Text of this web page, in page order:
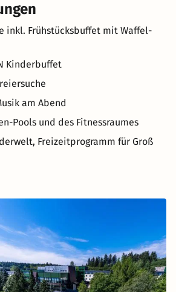
inkl. Frühstücksbuffet mit Waffel-
Kinderbuffet
am Abend
Pools und des Fitnessraumes
Freizeitprogramm für Groß